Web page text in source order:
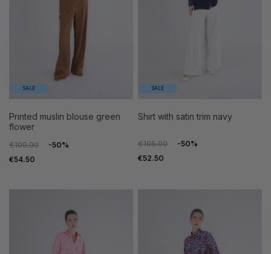
SALE
printed muslin blouse green
flower
€109.00
-50%
€54.50
SALE
shirt with satin trim navy
€105.00
-50%
€52.50